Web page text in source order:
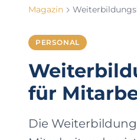
Magazin
PERSONAL
für
Die